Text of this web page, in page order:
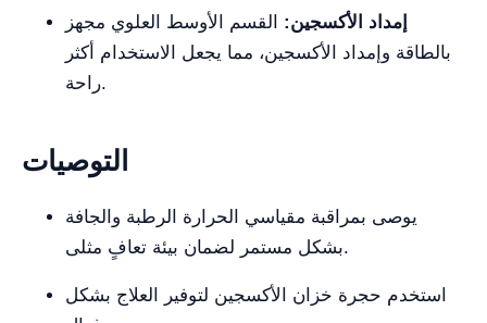
إمداد الأكسجين: القسم الأوسط العلوي مجهز
بالطاقة وإمداد الأكسجين، مما يجعل الاستخدام أكثر
راحة.
التوصيات
يوصى بمراقبة مقياسي الحرارة الرطبة والجافة
بشكل مستمر لضمان بيئة تعافٍ مثلى.
استخدم حجرة خزان الأكسجين لتوفير العلاج بشكل